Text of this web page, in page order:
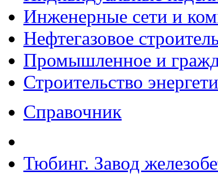
Инженерные сети и
Нефтегазовое
Промышленное и
Строительство
Справочник
Тюбинг. Завод